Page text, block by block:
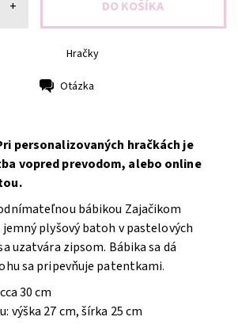
+
Hračky
Otázka
personalizovaných hračkách je
vopred prevodom, alebo online
bábikou Zajačikom
jemný plyšový batoh v pastelových
uzatvára zipsom. Bábika sa dá
sa pripevňuje patentkami.
30 cm
výška 27 cm, šírka 25 cm